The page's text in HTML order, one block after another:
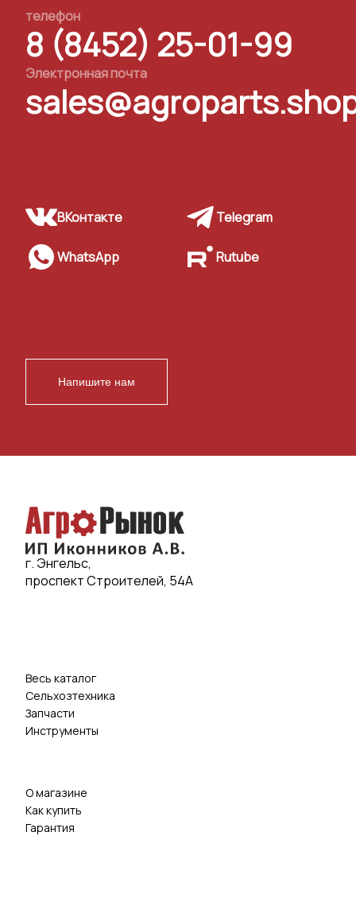
телефон
8 (8452) 25-01-99
Электронная почта
ВКонтакте Telegram
WhatsApp Rutube
Напишите нам
г. Энгельс,
проспект Строителей, 54А
Весь каталог
Сельхозтехника
Запчасти
Инструменты
О магазине
Как купить
Гарантия